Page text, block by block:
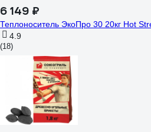
6 149 ₽
Теплоноситель ЭкоПро 30 20кг Hot
4.9
(18)